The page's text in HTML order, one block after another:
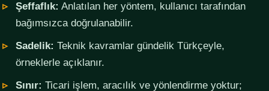
Şeffaflık: Anlatılan her yöntem, kullanıcı tarafından
bağımsızca doğrulanabilir.
Sadelik: Teknik kavramlar gündelik Türkçeyle,
örneklerle açıklanır.
Sınır: Ticari işlem, aracılık ve yönlendirme yoktur;